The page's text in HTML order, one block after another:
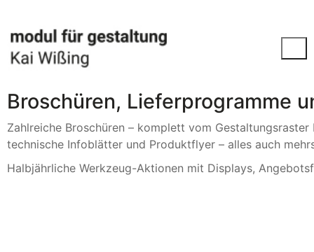
Broschüren, Lieferprogramme
Zahlreiche Broschüren – komplett vom
technische Infoblätter und Produktflyer – alles auch
Halbjährliche Werkzeug-Aktionen mit Displays,